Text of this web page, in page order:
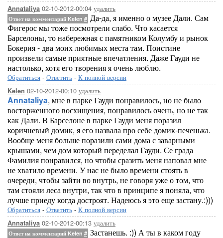
Annataliya 02-10-2012-00:04 удалить
Ответ на комментарий Kelen # Да-да, я именно о музее Дали. Сам
Фигерос мы тоже посмотрели слабо. Что касается
Барселоны, то набережная с памятником Колумбу и рынок
Бокерия - два моих любимых места там. Поистине
произвели самые приятные впечатления. Даже Гауди не
настолько, хотя его творения я очень люблю.
Обратиться - Ответить - К полной версии
Kelen 02-10-2012-00:10 удалить
Annataliya, мне в парке Гауди понравилось, но не было
восторженного восхищения, понравилось очень, но не так
как Дали. В Барселоне в парке Гауди меня поразил
коричневый домик, я его назвала про себе домик-печенька.
Вообще меня больше поразили сами дома с заварными
крышами, чем дом который переделал Гауди. Се града
Фамилия понравился, но чтобы сразить меня наповал мне
не хватило времени. У нас не было времени стоять в
очереди, чтобы зайти во внутрь, не говоря уже о том, что
там стояли леса внутри, так что в принципе я поняла, что
лучше приеду когда достроят. Надеюсь я это еще застану.:)))
Обратиться - Ответить - К полной версии
Annataliya 02-10-2012-00:13 удалить
Ответ на комментарий Kelen # Застанешь. :)) А ты в каком году